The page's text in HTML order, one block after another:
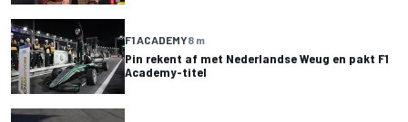
F1 ACADEMY8 m
Pin rekent af met Nederlandse Weug en pakt F1
Academy-titel